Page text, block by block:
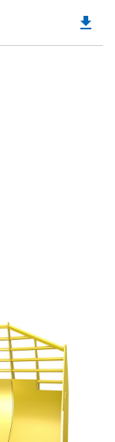
file_download